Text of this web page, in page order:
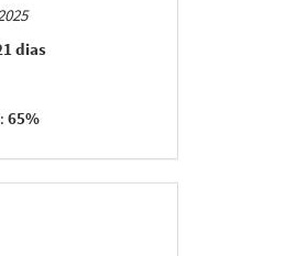
dias
65%